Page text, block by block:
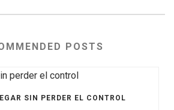
POSTS
SIN PERDER EL CONTROL